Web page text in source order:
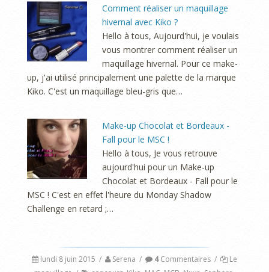
Comment réaliser un maquillage
hivernal avec Kiko ?
Hello à tous, Aujourd'hui, je voulais
vous montrer comment réaliser un
maquillage hivernal. Pour ce make-
up, j'ai utilisé principalement une palette de la marque
Kiko. C'est un maquillage bleu-gris que…
Make-up Chocolat et Bordeaux -
Fall pour le MSC !
Hello à tous, Je vous retrouve
aujourd'hui pour un Make-up
Chocolat et Bordeaux - Fall pour le
MSC ! C'est en effet l'heure du Monday Shadow
Challenge en retard ;…
lundi 8 juin 2015 / Serena / 4Commentaires /
Le